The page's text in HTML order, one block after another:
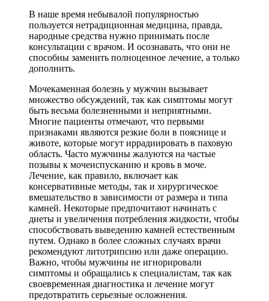
В наше время небывалой популярностью
пользуется нетрадиционная медицина, правда,
народные средства нужно принимать после
консультации с врачом. И осознавать, что они не
способны заменить полноценное лечение, а только
дополнить.
Мочекаменная болезнь у мужчин вызывает
множество обсуждений, так как симптомы могут
быть весьма болезненными и неприятными.
Многие пациенты отмечают, что первыми
признаками являются резкие боли в пояснице и
животе, которые могут иррадиировать в паховую
область. Часто мужчины жалуются на частые
позывы к мочеиспусканию и кровь в моче.
Лечение, как правило, включает как
консервативные методы, так и хирургическое
вмешательство в зависимости от размера и типа
камней. Некоторые предпочитают начинать с
диеты и увеличения потребления жидкости, чтобы
способствовать выведению камней естественным
путем. Однако в более сложных случаях врачи
рекомендуют литотрипсию или даже операцию.
Важно, чтобы мужчины не игнорировали
симптомы и обращались к специалистам, так как
своевременная диагностика и лечение могут
предотвратить серьезные осложнения.